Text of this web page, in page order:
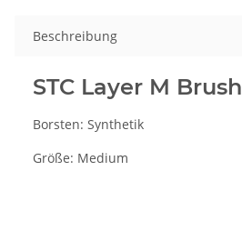
Beschreibung
STC Layer M Brush
Borsten: Synthetik
Größe: Medium